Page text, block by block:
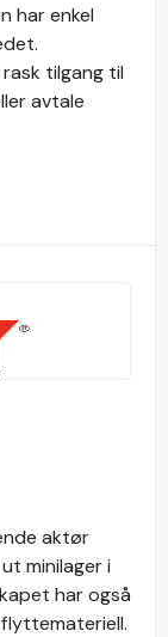
har enkel
tilgang til
avtale
aktør
minilager i
har også